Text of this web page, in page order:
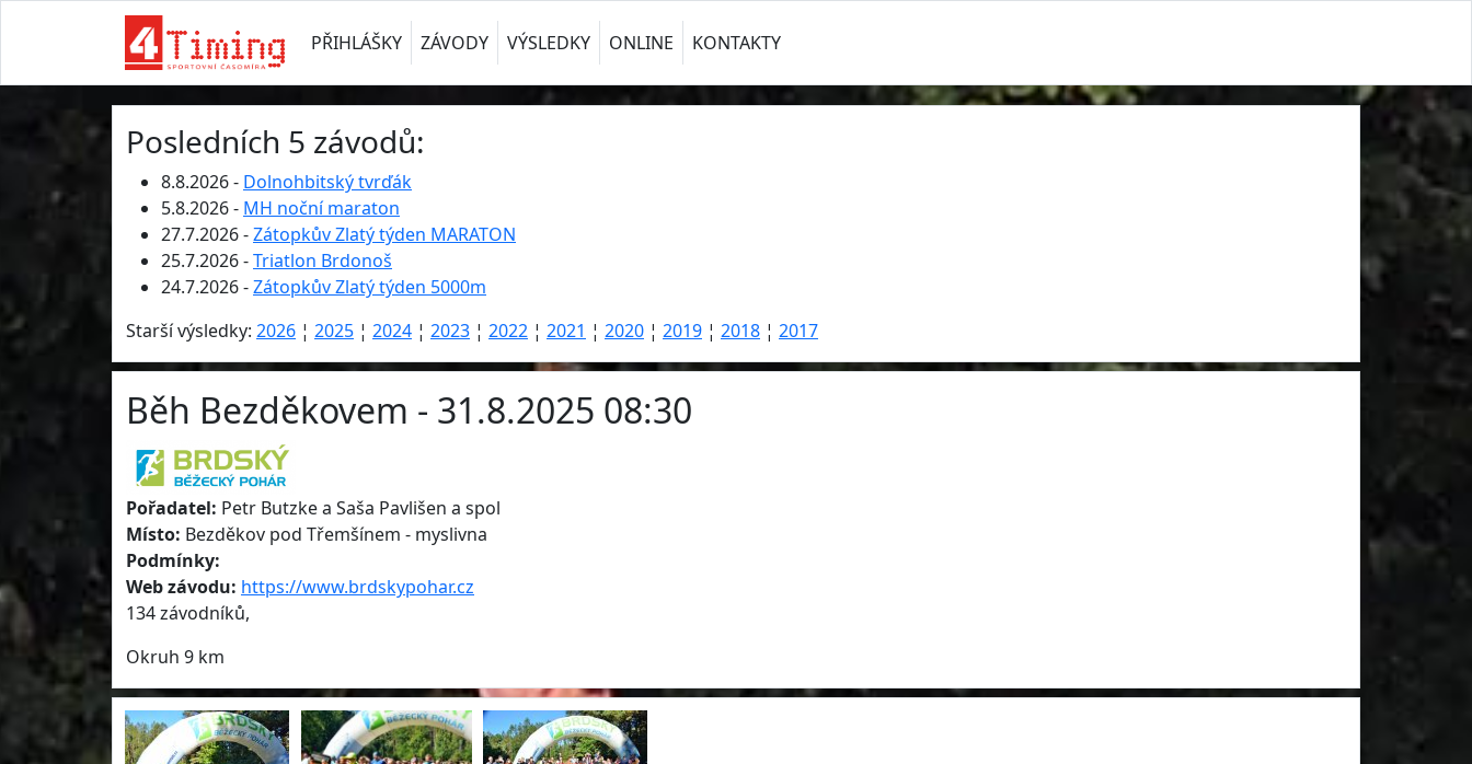
PŘIHLÁŠKY ZÁVODY VÝSLEDKY ONLINE KONTAKTY
Posledních 5 závodů:
8.8.2026 - Dolnohbitský tvrďák
5.8.2026 - MH noční maraton
27.7.2026 -Zátopkův Zlatý týden MARATON
25.7.2026 -Triatlon Brdonoš
24.7.2026 -Zátopkův Zlatý týden 5000m
Starší výsledky: 2026 ¦ 2025 ¦ 2024 ¦ 2023 ¦ 2022 ¦ 2021 ¦ 2020 ¦ 2019 ¦ 2018 ¦ 2017
Běh Bezděkovem - 31.8.2025 08:30
Pořadatel: Petr Butzke a Saša Pavlišen a spol
Místo: Bezděkov pod Třemšínem - myslivna
Podmínky:
Web závodu: https://www.brdskypohar.cz
134 závodníků,
Okruh 9 km